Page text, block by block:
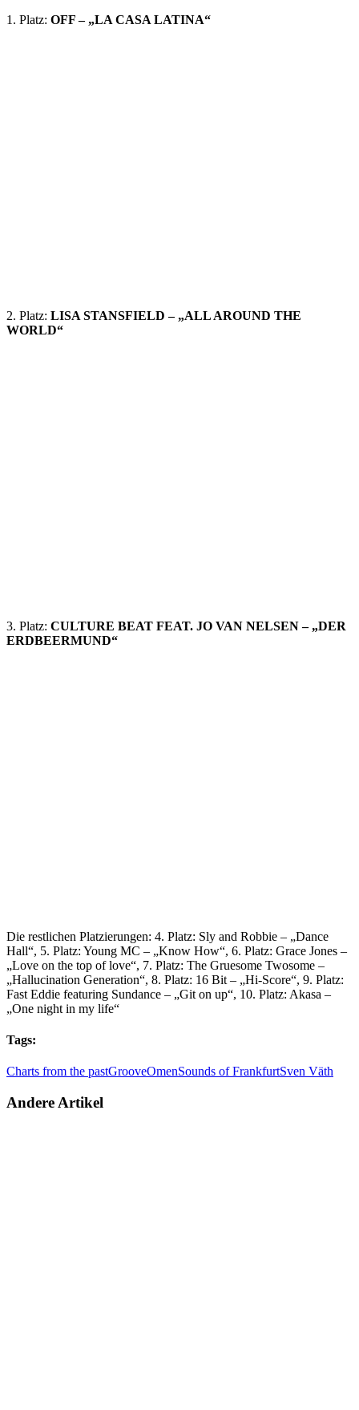
1. Platz: OFF – „LA CASA LATINA“
2. Platz: LISA STANSFIELD – „ALL AROUND THE
WORLD“
3. Platz: CULTURE BEAT FEAT. JO VAN NELSEN – „DER
ERDBEERMUND“
Die restlichen Platzierungen: 4. Platz: Sly and Robbie – „Dance
Hall“, 5. Platz: Young MC – „Know How“, 6. Platz: Grace Jones –
„Love on the top of love“, 7. Platz: The Gruesome Twosome –
„Hallucination Generation“, 8. Platz: 16 Bit – „Hi-Score“, 9. Platz:
Fast Eddie featuring Sundance – „Git on up“, 10. Platz: Akasa –
„One night in my life“
Tags:
Charts from the pastGrooveOmenSounds of FrankfurtSven Väth
Andere Artikel